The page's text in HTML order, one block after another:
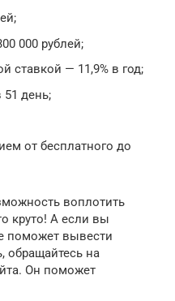
000 рублей;
ставкой — 11,9% в год;
день;
от бесплатного до
воплотить
круто! А если вы
поможет вывести
обращайтесь на
Он поможет